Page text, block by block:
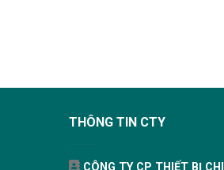
THÔNG TIN CTY
CÔNG TY CP THIẾT BỊ